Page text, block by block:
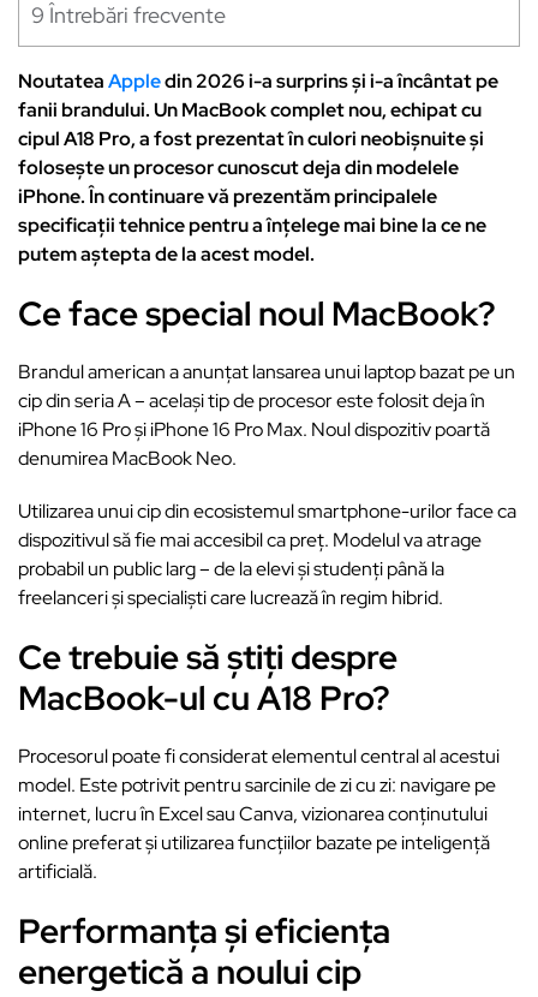
9 Întrebări frecvente
NoutateaAppledin 2026 i-a surprins și i-a încântat pe
fanii brandului. Un MacBook complet nou, echipat cu
cipul A18 Pro, a fost prezentat în culori neobișnuite și
folosește un procesor cunoscut deja din modelele
iPhone. În continuare vă prezentăm principalele
specificații tehnice pentru a înțelege mai bine la ce ne
putem aștepta de la acest model.
Ce face special noul MacBook?
Brandul american a anunțat lansarea unui laptop bazat pe un
cip din seria A – același tip de procesor este folosit deja în
iPhone 16 Pro și iPhone 16 Pro Max. Noul dispozitiv poartă
denumirea MacBook Neo.
Utilizarea unui cip din ecosistemul smartphone-urilor face ca
dispozitivul să fie mai accesibil ca preț. Modelul va atrage
probabil un public larg – de la elevi și studenți până la
freelanceri și specialiști care lucrează în regim hibrid.
Ce trebuie să știți despre
MacBook-ul cu A18 Pro?
Procesorul poate fi considerat elementul central al acestui
model. Este potrivit pentru sarcinile de zi cu zi: navigare pe
internet, lucru în Excel sau Canva, vizionarea conținutului
online preferat și utilizarea funcțiilor bazate pe inteligență
artificială.
Performanța și eficiența
energetică a noului cip